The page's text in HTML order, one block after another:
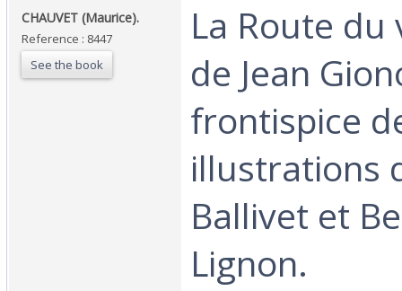
‎CHAUVET (Maurice).‎
Reference : 8447
See the book
‎La Route du
de Jean
frontispice
illustrations
Ballivet et
Lignon.‎